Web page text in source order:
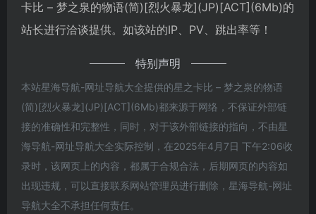
卡比 – 梦之泉的物语(简)[烈火暴龙](JP)[ACT](6Mb)的
站长进行洽谈提供。如该站的IP、PV、跳出率等！
特别声明
本站星海导航-网址导航大全提供的星之卡比 – 梦之泉的物语
(简)[烈火暴龙](JP)[ACT](6Mb)都来源于网络，不保证外部链
接的准确性和完整性，同时，对于该外部链接的指向，不由星
海导航-网址导航大全实际控制，在2025年4月7日 下午2:06收
录时，该网页上的内容，都属于合规合法，后期网页的内容如
出现违规，可以直接联系网站管理员进行删除，星海导航-网址
导航大全不承担任何责任。